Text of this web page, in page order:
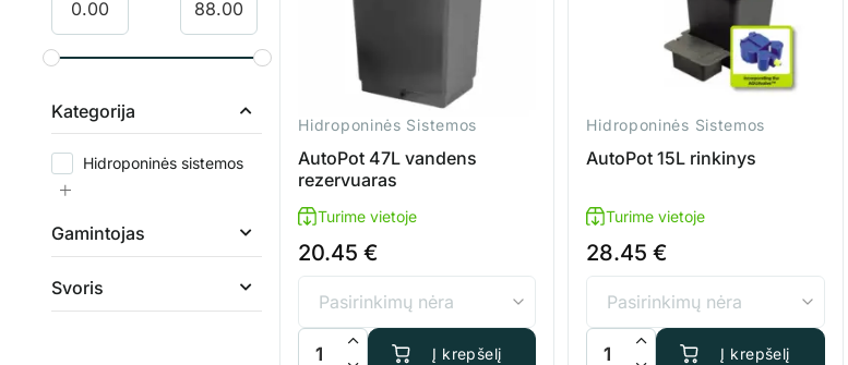
Kategorija
Hidroponinės sistemos
Gamintojas
Svoris
Hidroponinės Sistemos
AutoPot 47L vandens
rezervuaras
Turime vietoje
20.45€
produkto kiekis: AutoPot 47L vandens rezervuaras
Į krepšelį
Hidroponinės Sistemos
AutoPot 15L rinkinys
Turime vietoje
28.45€
produkto kiekis: AutoPot 15L rinkinys
Į krepšelį